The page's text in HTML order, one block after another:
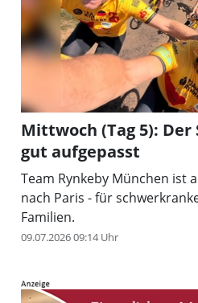
Mittwoch (Tag 5):
gut aufgepasst
Team Rynkeby München ist
nach Paris - für
Familien.
09.07.2026 09:14 Uhr